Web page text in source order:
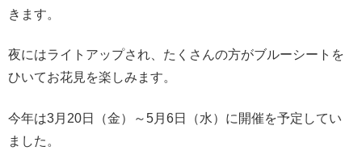
きます。
夜にはライトアップされ、たくさんの方がブルーシートを
ひいてお花見を楽しみます。
今年は3月20日（金）～5月6日（水）に開催を予定してい
ました。